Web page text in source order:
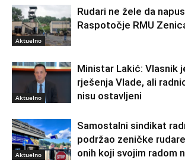
Aktuelno
Rudari ne žele da
Raspotočje RMU
Aktuelno
Ministar Lakić: Vlasnik
rješenja Vlade, ali
nisu ostavljeni
Aktuelno
Samostalni sindikat
podržao zeničke
onih koji svojim radom